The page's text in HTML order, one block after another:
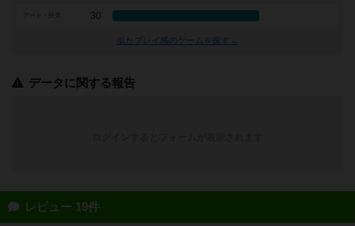
アート・外見 30
似たプレイ感のゲームを探す→
データに関する報告
レビュー 19件